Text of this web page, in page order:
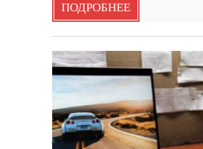
ПОДРОБНЕЕ